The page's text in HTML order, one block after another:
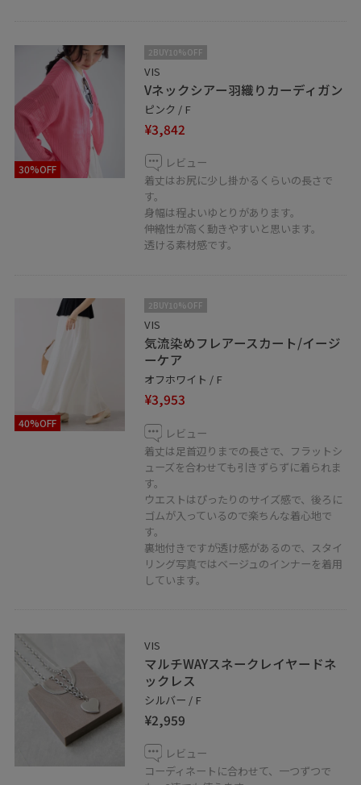
30%OFF
2BUY10%OFF
VIS
Vネックシアー羽織りカーディガン
ピンク / F
¥3,842
レビュー
着丈はお尻に少し掛かるくらいの長さで
す。
身幅は程よいゆとりがあります。
伸縮性が高く動きやすいと思います。
透ける素材感です。
40%OFF
2BUY10%OFF
VIS
気流染めフレアースカート/イージ
ーケア
オフホワイト / F
¥3,953
レビュー
着丈は足首辺りまでの長さで、フラットシ
ューズを合わせても引きずらずに着られま
す。
ウエストはぴったりのサイズ感で、後ろに
ゴムが入っているので楽ちんな着心地で
す。
裏地付きですが透け感があるので、スタイ
リング写真ではベージュのインナーを着用
しています。
VIS
マルチWAYスネークレイヤードネ
ックレス
シルバー / F
¥2,959
レビュー
コーディネートに合わせて、一つずつで